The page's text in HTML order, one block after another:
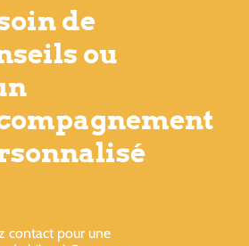
de
ou
contact pour une